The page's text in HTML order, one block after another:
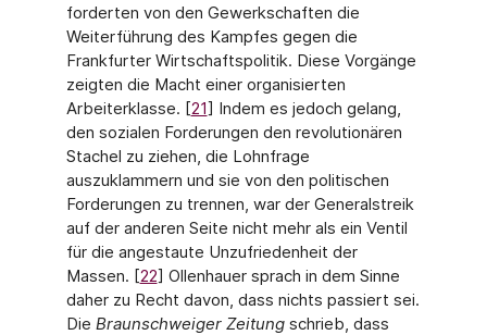
forderten von den Gewerkschaften die
Weiterführung des Kampfes gegen die
Frankfurter Wirtschaftspolitik. Diese Vorgänge
zeig­ten die Macht einer organisierten
Arbeiterklasse. [21] Indem es jedoch gelang,
den sozialen Forderungen den revolutionären
Stachel zu ziehen, die Lohnfrage
auszuklammern und sie von den politischen
Forderungen zu trennen, war der Generalstreik
auf der anderen Seite nicht mehr als ein Ventil
für die angestaute Unzufriedenheit der
Massen. [22] Ollenhauer sprach in dem Sinne
daher zu Recht davon, dass nichts passiert sei.
Die Braunschweiger Zeitungschrieb, dass